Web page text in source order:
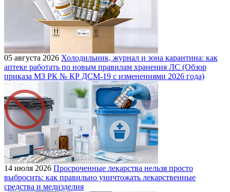
05 августа 2026 Холодильник, журнал и зона карантина: как
аптеке работать по новым правилам хранения ЛС (Обзор
приказа МЗ РК № ҚР ДСМ-19 с изменениями 2026 года)
14 июля 2026 Просроченные лекарства нельзя просто
выбросить: как правильно уничтожать лекарственные
средства и медизделия